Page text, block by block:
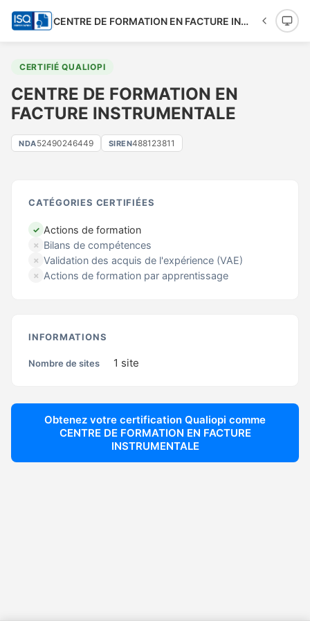
CENTRE DE FORMATION EN FACTURE INSTRUMENTALE
CERTIFIÉ QUALIOPI
CENTRE DE FORMATION EN
FACTURE INSTRUMENTALE
NDA52490246449 SIREN488123811
CATÉGORIES CERTIFIÉES
✓ Actions de formation
✗ Bilans de compétences
✗ Validation des acquis de l'expérience (VAE)
✗ Actions de formation par apprentissage
INFORMATIONS
Nombre de sites 1 site
Obtenez votre certification Qualiopi comme
CENTRE DE FORMATION EN FACTURE
INSTRUMENTALE